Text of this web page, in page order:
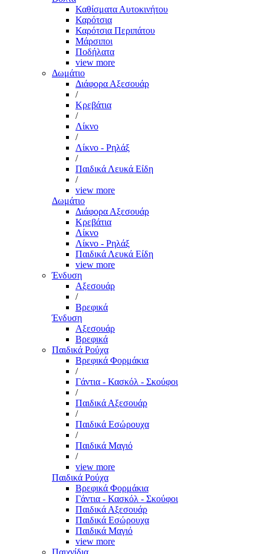
Καθίσματα Αυτοκινήτου
Καρότσια
Καρότσια Περιπάτου
Μάρσιποι
Ποδήλατα
view more
Δωμάτιο
Διάφορα Αξεσουάρ
/
Κρεβάτια
/
Λίκνο
/
Λίκνο - Ρηλάξ
/
Παιδικά Λευκά Είδη
/
view more
Δωμάτιο
Διάφορα Αξεσουάρ
Κρεβάτια
Λίκνο
Λίκνο - Ρηλάξ
Παιδικά Λευκά Είδη
view more
Ένδυση
Αξεσουάρ
/
Βρεφικά
Ένδυση
Αξεσουάρ
Βρεφικά
Παιδικά Ρούχα
Βρεφικά Φορμάκια
/
Γάντια - Κασκόλ - Σκούφοι
/
Παιδικά Αξεσουάρ
/
Παιδικά Εσώρουχα
/
Παιδικά Μαγιό
/
view more
Παιδικά Ρούχα
Βρεφικά Φορμάκια
Γάντια - Κασκόλ - Σκούφοι
Παιδικά Αξεσουάρ
Παιδικά Εσώρουχα
Παιδικά Μαγιό
view more
Παιχνίδια